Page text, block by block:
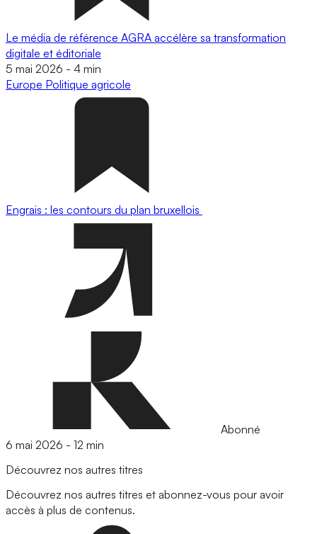
Le média de référence AGRA accélère sa transformation
digitale et éditoriale
5 mai 2026 - 4 min
Europe Politique agricole
Engrais : les contours du plan bruxellois
Abonné
6 mai 2026 - 12 min
Découvrez nos autres titres
Découvrez nos autres titres et abonnez-vous pour avoir
accès à plus de contenus.